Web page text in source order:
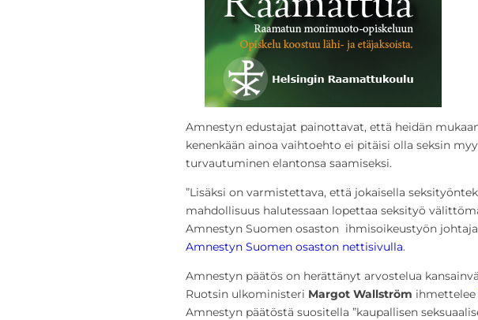
Amnestyn edustajat painottavat, että heidän
kenenkään ainoa vaihtoehto ei pitäisi olla seksin
turvautuminen elantonsa saamiseksi.
”Lisäksi on varmistettava, että jokaisella
mahdollisuus halutessaan lopettaa seksityö
Amnestyn Suomen osaston ihmisoikeustyön johtaja
Amnestyn Suomen osaston nettisivulla.
Amnestyn päätös on herättänyt arvostelua
Ruotsin ulkoministeri Margot Wallström ihmettelee
Amnestyn päätöstä suositella ”kaupallisen